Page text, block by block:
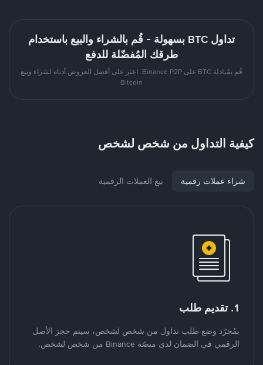
تداول BTC بسهولة - قُم بالشراء والبيع باستخدام
طرقك المُفضّلة للدفع
قُم بمُبادلة BTC على Binance P2P. اعثر على أفضل العروض أدناه لشراء وبيع
Bitcoin
كيفية التداول من شخص لشخص
شراء عملات رقمية بيع العملات الرقمية
1. تقديم طلب
بمُجرّد وضع طلب تداول من شخص لشخص، سيتم حجز الأصل
الرقمي في الضمان لدى منصّة Binance من شخص لشخص.